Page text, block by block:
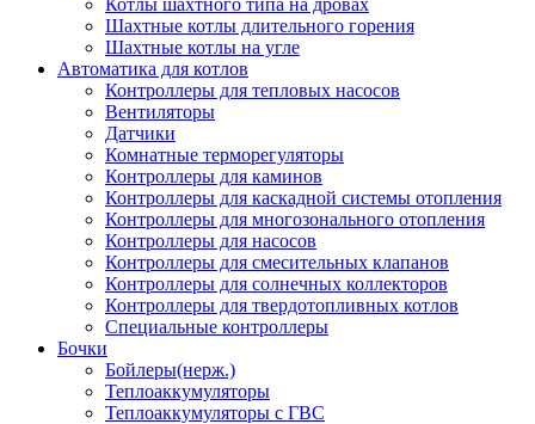
Котлы шахтного типа на дровах
Шахтные котлы длительного горения
Шахтные котлы на угле
Автоматика для котлов
Контроллеры для тепловых насосов
Вентиляторы
Датчики
Комнатные терморегуляторы
Контроллеры для каминов
Контроллеры для каскадной системы отопления
Контроллеры для многозонального отопления
Контроллеры для насосов
Контроллеры для смесительных клапанов
Контроллеры для солнечных коллекторов
Контроллеры для твердотопливных котлов
Специальные контроллеры
Бочки
Бойлеры(нерж.)
Теплоаккумуляторы
Теплоаккумуляторы с ГВС